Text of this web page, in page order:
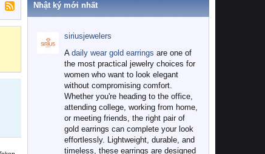
Nhật ký mới nhất
siriusjewelers
A daily wear gold earrings are one of
the most practical jewelry choices for
women who want to look elegant
without compromising comfort.
Whether you're heading to the office,
attending college, working from home,
or meeting friends, the right pair of
gold earrings can complete your look
effortlessly. Lightweight, durable, and
timeless, these earrings are designed